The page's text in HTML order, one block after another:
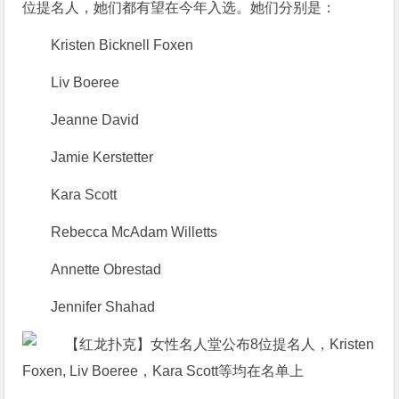
位提名人，她们都有望在今年入选。她们分别是：
Kristen Bicknell Foxen
Liv Boeree
Jeanne David
Jamie Kerstetter
Kara Scott
Rebecca McAdam Willetts
Annette Obrestad
Jennifer Shahad